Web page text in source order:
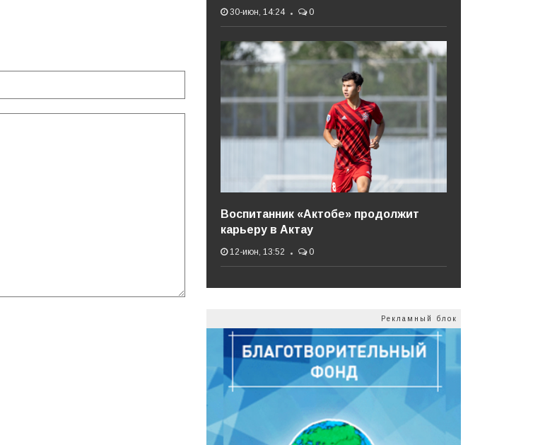
30-июн, 14:24 0
Воспитанник «Актобе» продолжит
карьеру в Актау
12-июн, 13:52 0
Рекламный блок